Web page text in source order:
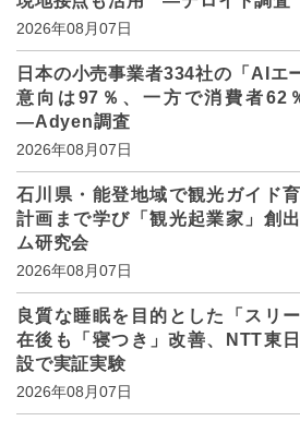
2026年08月07日
日本の小売事業者334社の「AIエ
意向は97％、一方で消費者
―Adyen調査
2026年08月07日
石川県・能登地域で観光ガイド
計画まで学び「観光起業家」
ム研究会
2026年08月07日
良質な睡眠を目的とした「スリ
在後も「寝つき」改善、NTT東
設で実証実験
2026年08月07日